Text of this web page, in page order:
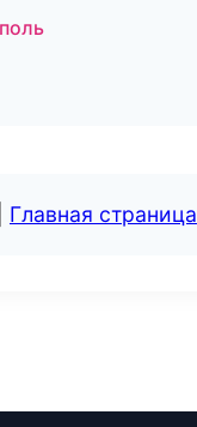
Главная страница